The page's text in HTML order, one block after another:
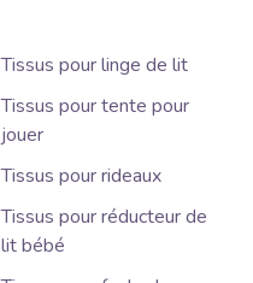
Tissus pour linge de lit
Tissus pour tente pour
jouer
Tissus pour rideaux
Tissus pour réducteur de
lit bébé